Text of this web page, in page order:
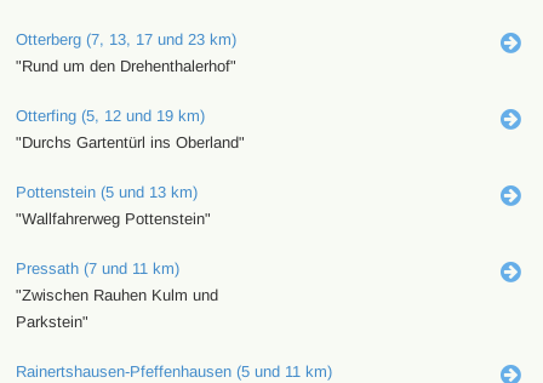
Otterberg (7, 13, 17 und 23 km)
"Rund um den Drehenthalerhof"
Otterfing (5, 12 und 19 km)
"Durchs Gartentürl ins Oberland"
Pottenstein (5 und 13 km)
"Wallfahrerweg Pottenstein"
Pressath (7 und 11 km)
"Zwischen Rauhen Kulm und
Parkstein"
Rainertshausen-Pfeffenhausen (5 und 11 km)